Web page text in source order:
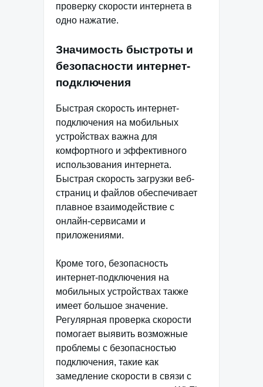
проверку скорости интернета в
одно нажатие.
Значимость быстроты и
безопасности интернет-
подключения
Быстрая скорость интернет-
подключения на мобильных
устройствах важна для
комфортного и эффективного
использования интернета.
Быстрая скорость загрузки веб-
страниц и файлов обеспечивает
плавное взаимодействие с
онлайн-сервисами и
приложениями.
Кроме того, безопасность
интернет-подключения на
мобильных устройствах также
имеет большое значение.
Регулярная проверка скорости
помогает выявить возможные
проблемы с безопасностью
подключения, такие как
замедление скорости в связи с